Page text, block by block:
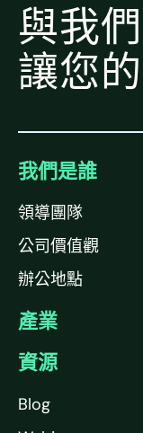
與我
讓您
我們是誰
領導團隊
公司價值觀
辦公地點
產業
資源
Blog